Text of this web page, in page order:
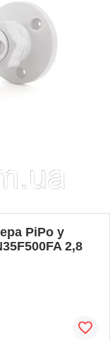
PiPo у
2,8